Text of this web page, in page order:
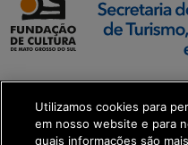
SETDIG | Secretaria-
Executiva de
Transformação Digital
Utilizamos cookies para
em nosso website e para
quais informações são